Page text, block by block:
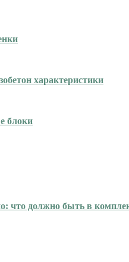
характеристики
блоки
что должно быть в